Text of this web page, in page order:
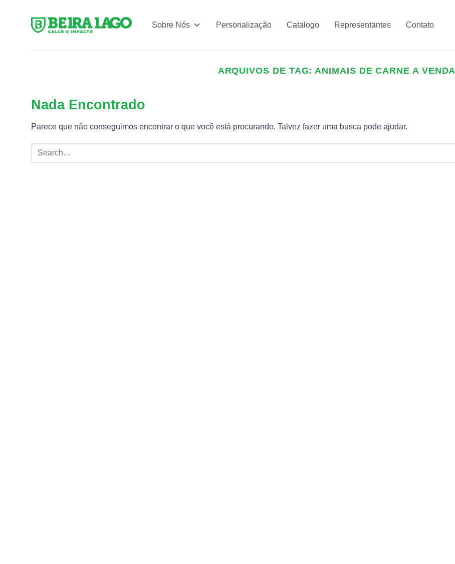
Sobre Nós Personalização Catalogo Representantes Contato
ARQUIVOS DE TAG: ANIMAIS DE CARNE A VENDA
Nada Encontrado
Parece que não conseguimos encontrar o que você está procurando. Talvez fazer uma busca pode ajudar.